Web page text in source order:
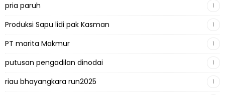
pria paruh 1
Produksi Sapu lidi pak Kasman 1
PT marita Makmur 1
putusan pengadilan dinodai 1
riau bhayangkara run2025 1